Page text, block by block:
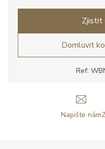
Ref:
Zjistit
Domluvit
Napište nám